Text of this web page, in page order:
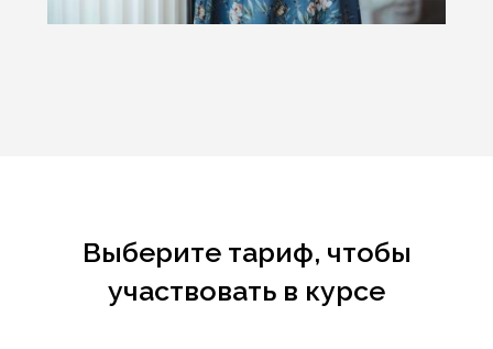
Выберите тариф, чтобы
участвовать в курсе